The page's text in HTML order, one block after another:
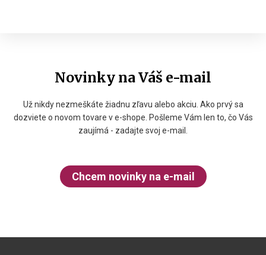
Novinky na Váš e-mail
Už nikdy nezmeškáte žiadnu zľavu alebo akciu. Ako prvý sa
dozviete o novom tovare v e-shope. Pošleme Vám len to, čo Vás
zaujímá - zadajte svoj e-mail.
Chcem novinky na e-mail